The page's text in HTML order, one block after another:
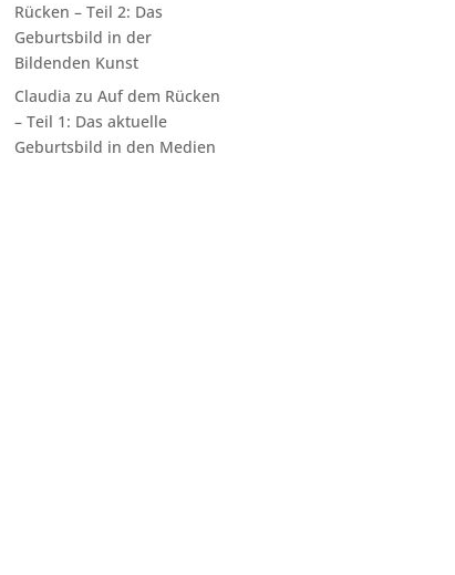
Rücken – Teil 2: Das
Geburtsbild in der
Bildenden Kunst
Claudia zu Auf dem Rücken
– Teil 1: Das aktuelle
Geburtsbild in den Medien